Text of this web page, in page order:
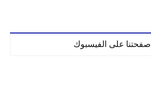
صفحتنا على الفيسبوك